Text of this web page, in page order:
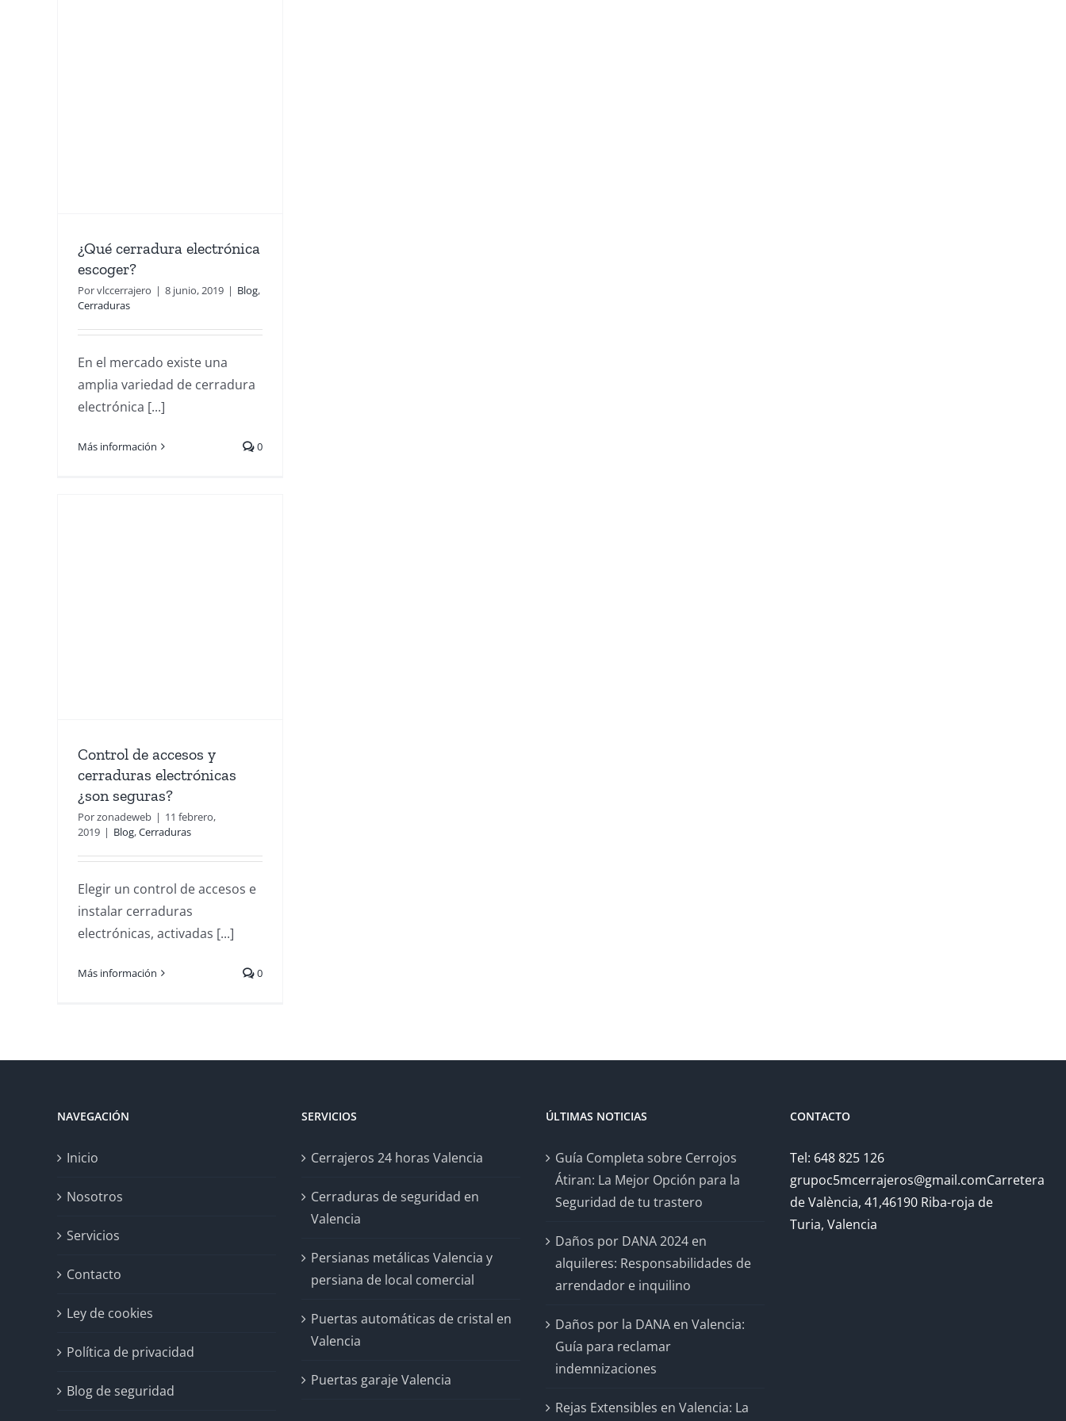
¿Qué cerradura electrónica
escoger?
Porvlccerrajero | 8 junio, 2019 | Blog,
Cerraduras
En el mercado existe una
amplia variedad de cerradura
electrónica [...]
Más información 0
Control de accesos y
cerraduras electrónicas
¿son seguras?
Porzonadeweb | 11 febrero,
2019 | Blog,Cerraduras
Elegir un control de accesos e
instalar cerraduras
electrónicas, activadas [...]
Más información 0
NAVEGACIÓN
Inicio
Nosotros
Servicios
Contacto
Ley de cookies
Política de privacidad
Blog de seguridad
SERVICIOS
Cerrajeros 24 horas Valencia
Cerraduras de seguridad en
Valencia
Persianas metálicas Valencia y
persiana de local comercial
Puertas automáticas de cristal en
Valencia
Puertas garaje Valencia
ÚLTIMAS NOTICIAS
Guía Completa sobre Cerrojos
Átiran: La Mejor Opción para la
Seguridad de tu trastero
Daños por DANA 2024 en
alquileres: Responsabilidades de
arrendador e inquilino
Daños por la DANA en Valencia:
Guía para reclamar
indemnizaciones
Rejas Extensibles en Valencia: La
CONTACTO
Tel: 648 825 126
grupoc5mcerrajeros@gmail.comCarretera
de València, 41,46190 Riba-roja de
Turia, Valencia